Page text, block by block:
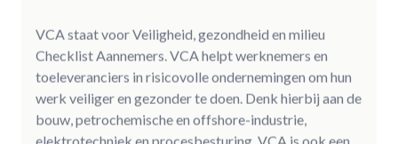
VCA staat voor Veiligheid, gezondheid en milieu
Checklist Aannemers. VCA helpt werknemers en
toeleveranciers in risicovolle ondernemingen om hun
werk veiliger en gezonder te doen. Denk hierbij aan de
bouw, petrochemische en offshore-industrie,